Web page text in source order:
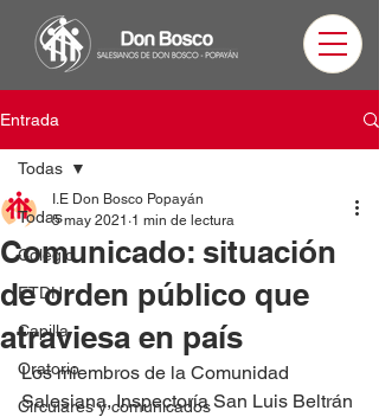
Entrada
Todas
Colegio
ETDH
Capilla
Oratorio
Circulares y comunicados
Todas
Comunicado: situación
de orden público que
atraviesa en país
I.E Don Bosco Popayán
5 may 2021 1 min de lectura
Los miembros de la Comunidad
Salesiana, Inspectoría San Luis Beltrán